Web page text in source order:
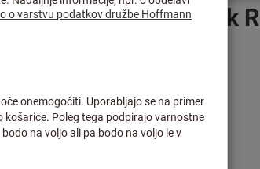
maska Vienna Black R